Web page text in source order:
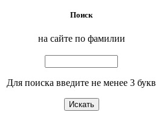
Поиск
на сайте по фамилии
Для поиска введите не менее 3 букв